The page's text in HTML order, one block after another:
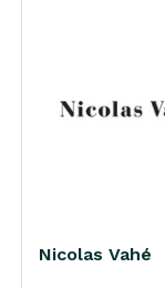
Nicolas Vahé